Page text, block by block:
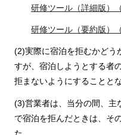
研修ツール（詳細版）
研修ツール（要約版）
(2)実際に宿泊を拒むかどう
すが、宿泊しようとする者
拒まないようにすることと
(3)営業者は、当分の間、主
で宿泊を拒んだときは、そ
た。